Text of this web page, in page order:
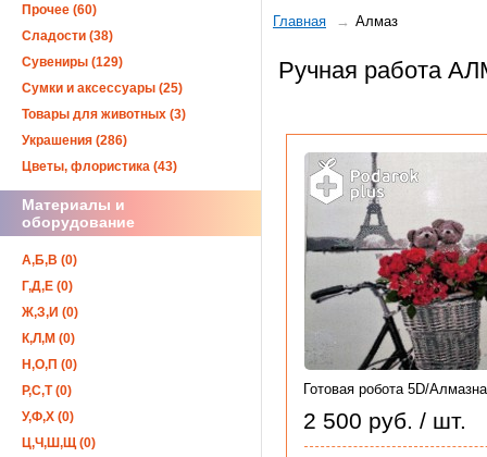
Главная Алмаз
Ручная работа
Готовая робота 5D/
2 500 руб. / шт.
Прочее (60)
Сладости (38)
Сувениры (129)
Сумки и аксессуары (25)
Товары для животных (3)
Украшения (286)
Цветы, флористика (43)
Материалы и
оборудование
А,Б,В (0)
Г,Д,Е (0)
Ж,З,И (0)
К,Л,М (0)
Н,О,П (0)
Р,С,Т (0)
У,Ф,Х (0)
Ц,Ч,Ш,Щ (0)